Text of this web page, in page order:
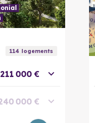
114 logements
211 000 €
000 €